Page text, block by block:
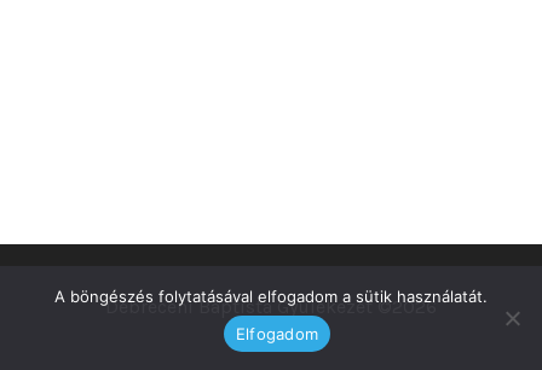
Debreceni Baptista Gyülekezet ©2026
A böngészés folytatásával elfogadom a sütik használatát.
Elfogadom